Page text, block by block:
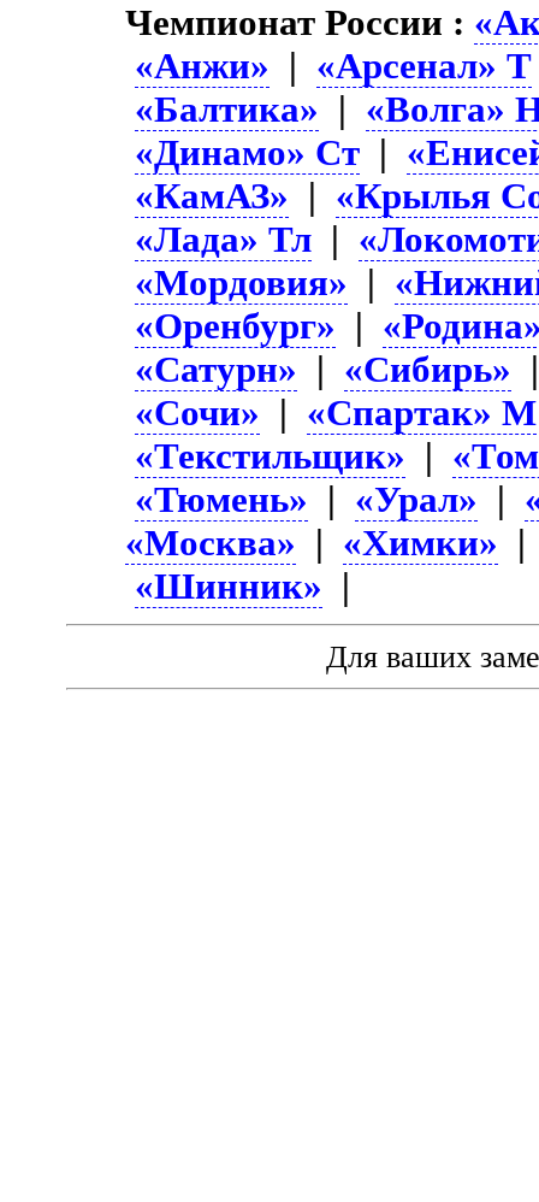
Чемпионат России :
«Анжи» | «Арсенал» Т
«Балтика» | «Волга»
«Динамо» Ст |
«КамАЗ» | «Крылья
«Лада» Тл |
«Мордовия» |
«Оренбург» |
«Сатурн» | «Сибирь»
«Сочи» | «Спартак» М
«Текстильщик» |
«Тюмень» | «Урал» |
«Москва» | «Химки»
«Шинник» |
Для ваших